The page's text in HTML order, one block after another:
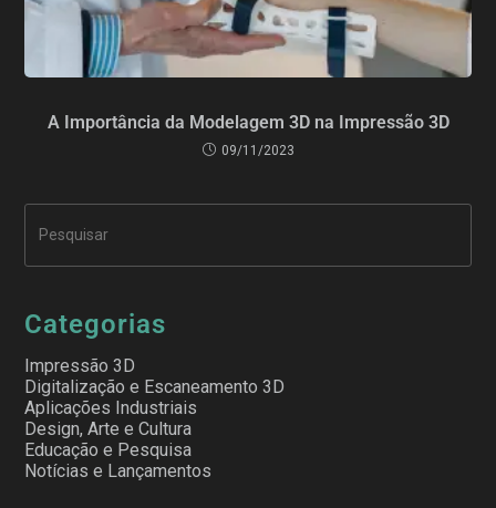
A Importância da Modelagem 3D na Impressão 3D
09/11/2023
Categorias
Impressão 3D
Digitalização e Escaneamento 3D
Aplicações Industriais
Design, Arte e Cultura
Educação e Pesquisa
Notícias e Lançamentos